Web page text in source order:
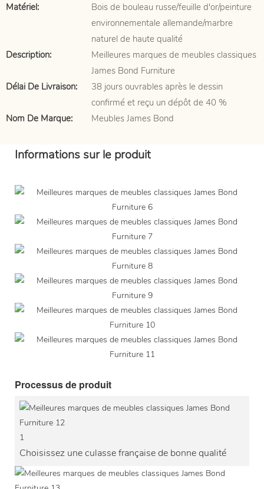
Matériel:
Bois de bouleau russe/feuille d'or/peinture
environnementale allemande/marbre
naturel de haute qualité
Description:
Meilleures marques de meubles classiques
James Bond Furniture
Délai De Livraison:
38 jours ouvrables après le dessin
confirmé et reçu un dépôt de 40 %
Nom De Marque:
Meubles James Bond
Informations sur le produit
Processus de produit
1
Choisissez une culasse française de bonne qualité